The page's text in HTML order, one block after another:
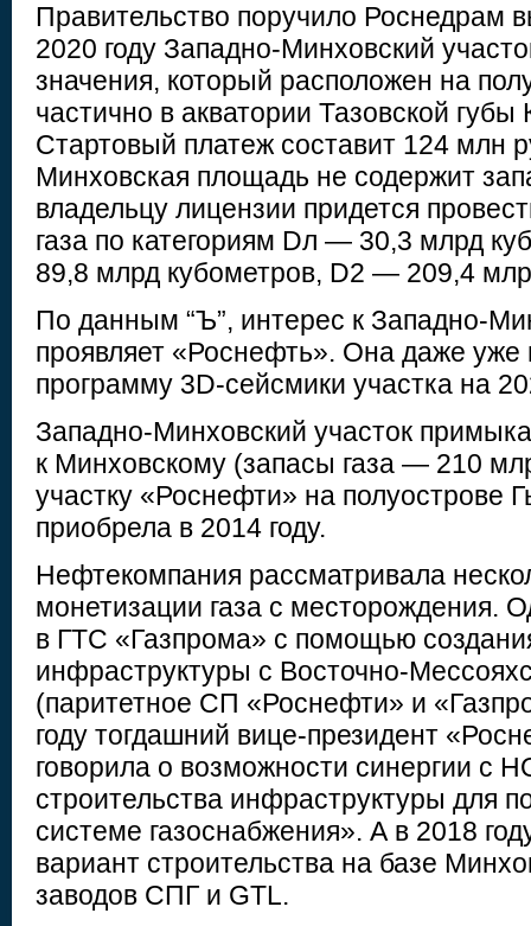
Правительство поручило Роснедрам
2020 году Западно-Минховский
значения, который расположен на
частично в акватории Тазовской губы
Стартовый платеж составит 124 млн
Минховская площадь не содержит
владельцу лицензии придется
газа по категориям Dл — 30,3 млрд
89,8 млрд кубометров, D2 — 209,4
По данным “Ъ”, интерес к Западно-
проявляет «Роснефть». Она даже уже
программу 3D-сейсмики участка на
Западно-Минховский участок
к Минховскому (запасы газа — 210
участку «Роснефти» на полуострове
приобрела в 2014 году.
Нефтекомпания рассматривала
монетизации газа с месторождения.
в ГТС «Газпрома» с помощью
инфраструктуры с Восточно-
(паритетное СП «Роснефти» и
году тогдашний вице-президент
говорила о возможности синергии с
строительства инфраструктуры для
системе газоснабжения». А в 2018
вариант строительства на базе
заводов СПГ и GTL.